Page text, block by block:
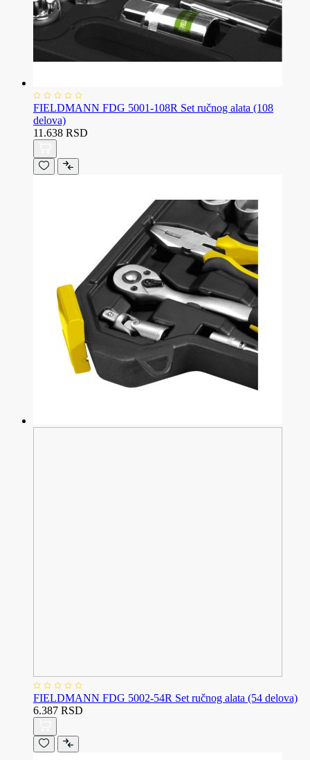
FIELDMANN FDG 5001-108R Set ručnog alata (108
delova)
11.638 RSD
FIELDMANN FDG 5002-54R Set ručnog alata (54 delova)
6.387 RSD